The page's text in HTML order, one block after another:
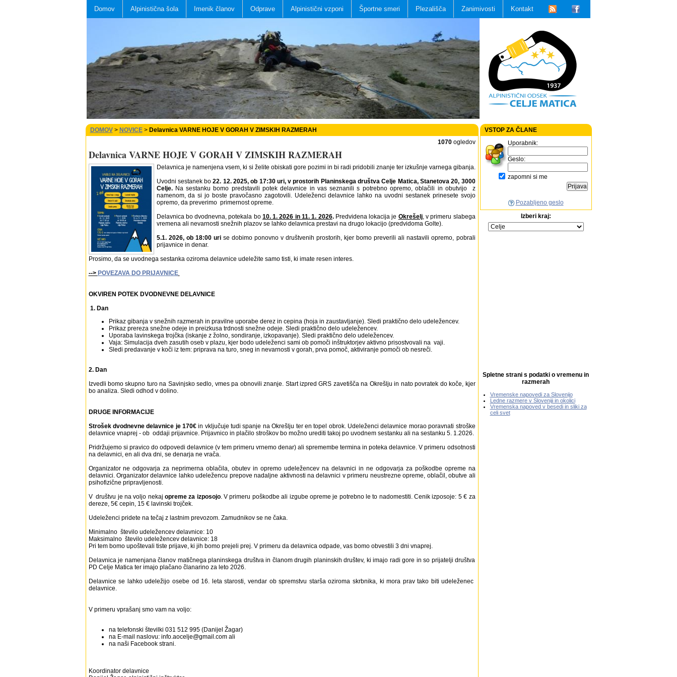
Domov Alpinistična šola Imenik članov Odprave Alpinistični vzponi Športne smeri Plezališča Zanimivosti Kontakt
DOMOV> NOVICE> Delavnica VARNE HOJE V GORAH V ZIMSKIH RAZMERAH
1070ogledov
Delavnica VARNE HOJE V GORAH V ZIMSKIH RAZMERAH
Delavnica je namenjena vsem, ki si želite obiskati gore pozimi in bi radi pridobili znanje ter izkušnje varnega gibanja.
Uvodni sestanek bo22. 12. 2025, ob 17:30 uri, v prostorih Planinskega društva Celje Matica, Stanetova 20, 3000
Celje. Na sestanku bomo predstavili potek delavnice in vas seznanili s potrebno opremo, oblačili in obutvijo z
namenom, da si jo boste pravočasno zagotovili. Udeleženci delavnice lahko na uvodni sestanek prinesete svojo
opremo, da preverimo primernost opreme.
Delavnica bo dvodnevna, potekala bo 10. 1. 2026 in 11. 1. 2026.Predvidena lokacija je Okrešelj,v primeru slabega
vremena ali nevarnosti snežnih plazov se lahko delavnica prestavi na drugo lokacijo (predvidoma Golte).
5.1. 2026, ob 18:00 uri se dobimo ponovno v društvenih prostorih, kjer bomo preverili ali nastavili opremo, pobrali
prijavnice in denar.
Prosimo, da se uvodnega sestanka oziroma delavnice udeležite samo tisti, ki imate resen interes.
--> POVEZAVA DO PRIJAVNICE
OKVIREN POTEK DVODNEVNE DELAVNICE
1. Dan
Prikaz gibanja v snežnih razmerah in pravilne uporabe derez in cepina (hoja in zaustavljanje). Sledi praktično delo udeležencev.
Prikaz prereza snežne odeje in preizkusa trdnosti snežne odeje. Sledi praktično delo udeležencev.
Uporaba lavinskega trojčka (iskanje z žolno, sondiranje, izkopavanje). Sledi praktično delo udeležencev.
Vaja: Simulacija dveh zasutih oseb v plazu, kjer bodo udeleženci sami ob pomoči inštruktorjev aktivno prisostvovali na vaji.
Sledi predavanje v koči iz tem: priprava na turo, sneg in nevarnosti v gorah, prva pomoč, aktiviranje pomoči ob nesreči.
2. Dan
Izvedli bomo skupno turo na Savinjsko sedlo, vmes pa obnovili znanje. Start izpred GRS zavetišča na Okrešlju in nato povratek do koče, kjer
bo analiza. Sledi odhod v dolino.
DRUGE INFORMACIJE
Strošek dvodnevne delavnice je 170€in vključuje tudi spanje na Okrešlju ter en topel obrok. Udeleženci delavnice morao poravnati stroške
delavnice vnaprej - ob oddaji prijavnice. Prijavnico in plačilo stroškov bo možno urediti takoj po uvodnem sestanku ali na sestanku 5. 1.2026.
Pridržujemo si pravico do odpovedi delavnice (v tem primeru vrnemo denar) ali spremembe termina in poteka delavnice. V primeru odsotnosti
na delavnici, en ali dva dni, se denarja ne vrača.
Organizator ne odgovarja za neprimerna oblačila, obutev in opremo udeležencev na delavnici in ne odgovarja za poškodbe opreme na
delavnici. Organizator delavnice lahko udeležencu prepove nadaljne aktivnosti na delavnici v primeru neustrezne opreme, oblačil, obutve ali
psihofizične pripravljenosti.
V društvu je na voljo nekajopreme za izposojo. V primeru poškodbe ali izgube opreme je potrebno le to nadomestiti. Cenik izposoje: 5 € za
dereze, 5€ cepin, 15 € lavinski trojček.
Udeleženci pridete na tečaj z lastnim prevozom. Zamudnikov se ne čaka.
Minimalno število udeležencev delavnice: 10
Maksimalno število udeležencev delavnice: 18
Pri tem bomo upoštevali tiste prijave, ki jih bomo prejeli prej. V primeru da delavnica odpade, vas bomo obvestili 3 dni vnaprej.
Delavnica je namenjana članov matičnega planinskega društva in članom drugih planinskih društev, ki imajo radi gore in so prijatelji društva
PD Celje Matica ter imajo plačano članarino za leto 2026.
Delavnice se lahko udeležijo osebe od 16. leta starosti, vendar ob spremstvu starša oziroma skrbnika, ki mora prav tako biti udeleženec
delavnice.
V primeru vprašanj smo vam na voljo:
na telefonski številki 031 512 995 (Danijel Žagar)
na E-mail naslovu: info.aocelje@gmail.com ali
na naši Facebook strani.
Koordinator delavnice
VSTOP ZA ČLANE
Uporabnik:
Geslo:
zapomni si me
Pozabljeno geslo
Spletne strani s podatki o vremenu in
razmerah
Vremenske napovedi za Slovenijo
Ledne razmere v Sloveniji in okolici
Vremenska napoved v besedi in sliki za
celi svet